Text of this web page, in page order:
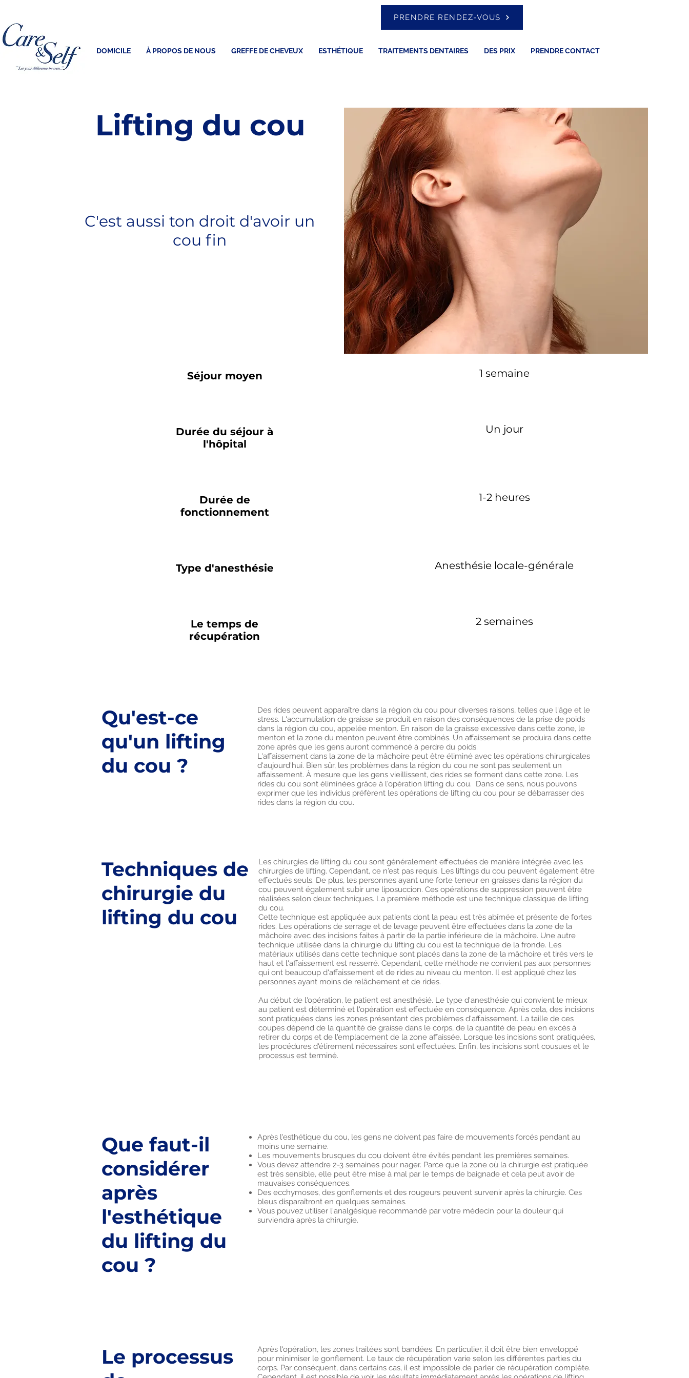
PRENDRE RENDEZ-VOUS
DOMICILE À PROPOS DE NOUS GREFFE DE CHEVEUX ESTHÉTIQUE TRAITEMENTS DENTAIRES DES PRIX PRENDRE CONTACT
Lifting du cou
C'est aussi ton droit d'avoir un
cou fin
Séjour moyen 1 semaine
Durée du séjour à
l'hôpital
Un jour
Durée de
fonctionnement
1-2 heures
Type d'anesthésie Anesthésie locale-générale
Le temps de
récupération
2 semaines
Qu'est-ce
qu'un lifting
du cou ?
Des rides peuvent apparaître dans la région du cou pour diverses raisons, telles que l'âge et le
stress. L'accumulation de graisse se produit en raison des conséquences de la prise de poids
dans la région du cou, appelée menton. En raison de la graisse excessive dans cette zone, le
menton et la zone du menton peuvent être combinés. Un affaissement se produira dans cette
zone après que les gens auront commencé à perdre du poids.
L'affaissement dans la zone de la mâchoire peut être éliminé avec les opérations chirurgicales
d'aujourd'hui. Bien sûr, les problèmes dans la région du cou ne sont pas seulement un
affaissement. À mesure que les gens vieillissent, des rides se forment dans cette zone. Les
rides du cou sont éliminées grâce à l'opération lifting du cou. Dans ce sens, nous pouvons
exprimer que les individus préfèrent les opérations de lifting du cou pour se débarrasser des
rides dans la région du cou.
Techniques de
chirurgie du
lifting du cou
Les chirurgies de lifting du cou sont généralement effectuées de manière intégrée avec les
chirurgies de lifting. Cependant, ce n'est pas requis. Les liftings du cou peuvent également être
effectués seuls. De plus, les personnes ayant une forte teneur en graisses dans la région du
cou peuvent également subir une liposuccion. Ces opérations de suppression peuvent être
réalisées selon deux techniques. La première méthode est une technique classique de lifting
du cou.
Cette technique est appliquée aux patients dont la peau est très abîmée et présente de fortes
rides. Les opérations de serrage et de levage peuvent être effectuées dans la zone de la
mâchoire avec des incisions faites à partir de la partie inférieure de la mâchoire. Une autre
technique utilisée dans la chirurgie du lifting du cou est la technique de la fronde. Les
matériaux utilisés dans cette technique sont placés dans la zone de la mâchoire et tirés vers le
haut et l'affaissement est resserré. Cependant, cette méthode ne convient pas aux personnes
qui ont beaucoup d'affaissement et de rides au niveau du menton. Il est appliqué chez les
personnes ayant moins de relâchement et de rides.
Au début de l'opération, le patient est anesthésié. Le type d'anesthésie qui convient le mieux
au patient est déterminé et l'opération est effectuée en conséquence. Après cela, des incisions
sont pratiquées dans les zones présentant des problèmes d'affaissement. La taille de ces
coupes dépend de la quantité de graisse dans le corps, de la quantité de peau en excès à
retirer du corps et de l'emplacement de la zone affaissée. Lorsque les incisions sont pratiquées,
les procédures d'étirement nécessaires sont effectuées. Enfin, les incisions sont cousues et le
processus est terminé.
Que faut-il
considérer
après
l'esthétique
du lifting du
cou ?
Après l'esthétique du cou, les gens ne doivent pas faire de mouvements forcés pendant au
moins une semaine.
Les mouvements brusques du cou doivent être évités pendant les premières semaines.
Vous devez attendre 2-3 semaines pour nager. Parce que la zone où la chirurgie est pratiquée
est très sensible, elle peut être mise à mal par le temps de baignade et cela peut avoir de
mauvaises conséquences.
Des ecchymoses, des gonflements et des rougeurs peuvent survenir après la chirurgie. Ces
bleus disparaîtront en quelques semaines.
Vous pouvez utiliser l'analgésique recommandé par votre médecin pour la douleur qui
surviendra après la chirurgie.
Le processus
Après l'opération, les zones traitées sont bandées. En particulier, il doit être bien enveloppé
pour minimiser le gonflement. Le taux de récupération varie selon les différentes parties du
corps. Par conséquent, dans certains cas, il est impossible de parler de récupération complète.